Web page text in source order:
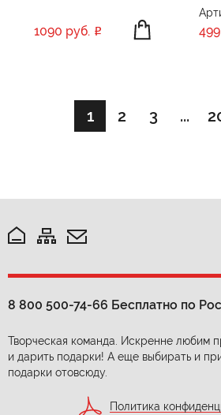
1090 руб.
1 2 3 ...
8 800 500-74-66 Бесплатно по
Творческая команда. Искренне любим
и дарить подарки! А еще выбирать и
подарки отовсюду.
Политика